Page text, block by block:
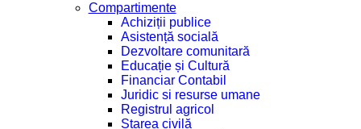
Compartimente
Achiziții publice
Asistență socială
Dezvoltare comunitară
Educație și Cultură
Financiar Contabil
Juridic si resurse umane
Registrul agricol
Starea civilă